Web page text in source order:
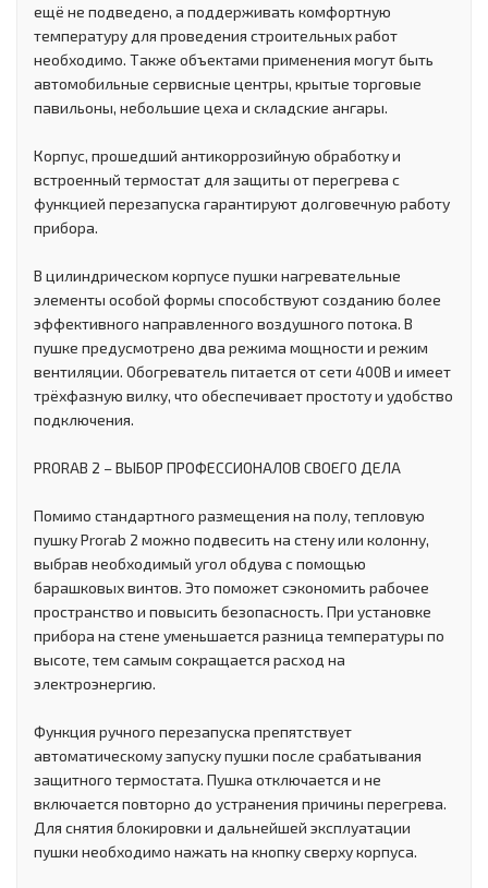
ещё не подведено, а поддерживать комфортную
температуру для проведения строительных работ
необходимо. Также объектами применения могут быть
автомобильные сервисные центры, крытые торговые
павильоны, небольшие цеха и складские ангары.
Корпус, прошедший антикоррозийную обработку и
встроенный термостат для защиты от перегрева с
функцией перезапуска гарантируют долговечную работу
прибора.
В цилиндрическом корпусе пушки нагревательные
элементы особой формы способствуют созданию более
эффективного направленного воздушного потока. В
пушке предусмотрено два режима мощности и режим
вентиляции. Обогреватель питается от сети 400В и имеет
трёхфазную вилку, что обеспечивает простоту и удобство
подключения.
PRORAB 2 – ВЫБОР ПРОФЕССИОНАЛОВ СВОЕГО ДЕЛА
Помимо стандартного размещения на полу, тепловую
пушку Prorab 2 можно подвесить на стену или колонну,
выбрав необходимый угол обдува с помощью
барашковых винтов. Это поможет сэкономить рабочее
пространство и повысить безопасность. При установке
прибора на стене уменьшается разница температуры по
высоте, тем самым сокращается расход на
электроэнергию.
Функция ручного перезапуска препятствует
автоматическому запуску пушки после срабатывания
защитного термостата. Пушка отключается и не
включается повторно до устранения причины перегрева.
Для снятия блокировки и дальнейшей эксплуатации
пушки необходимо нажать на кнопку сверху корпуса.